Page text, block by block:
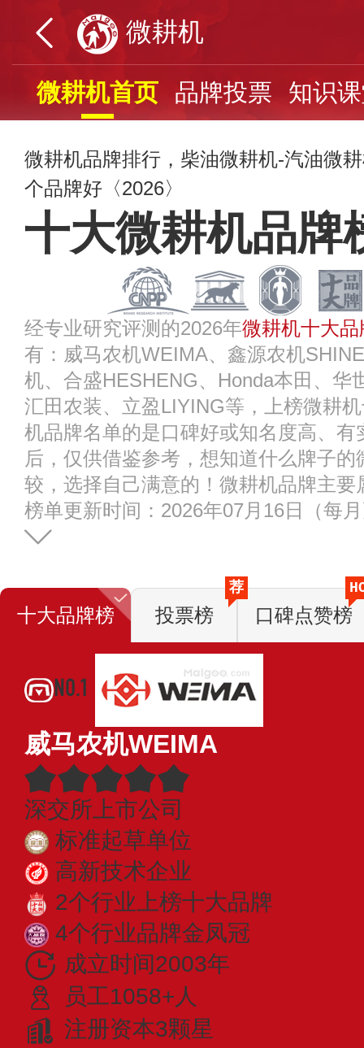
微耕机
微耕机首页 品牌投票 知识
微耕机品牌排行，柴油微耕机-汽油微
个品牌好〈2026〉
十大微耕机品牌
经专业研究评测的2026年微耕机十大
有：威马农机WEIMA、鑫源农机
机、合盛HESHENG、Honda本田、华
汇田农装、立盈LIYING等，上榜微耕
机品牌名单的是口碑好或知名度高、
后，仅供借鉴参考，想知道什么牌子
较，选择自己满意的！微耕机品牌主
榜单更新时间：2026年07月16日（每
十大品牌榜 投票榜
荐
口碑点赞榜
NO.1
威马农机WEIMA
深交所上市公司
标准起草单位
高新技术企业
2个行业上榜十大品牌
4个行业品牌金凤冠
成立时间2003年
员工1058+人
注册资本3颗星